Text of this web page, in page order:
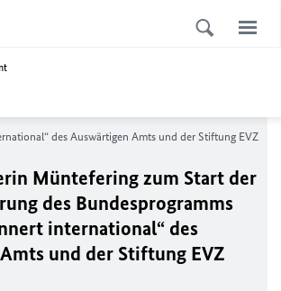
des Auswärtigen Amts und der Stiftung EVZ
Müntefering zum Start der
des Bundesprogramms
international“ des
und der Stiftung EVZ